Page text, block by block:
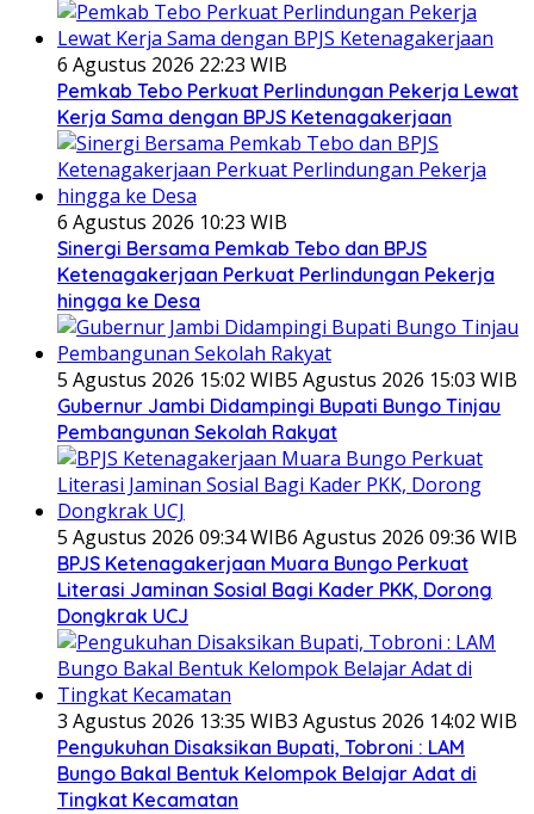
6 Agustus 2026 22:23 WIB
Pemkab Tebo Perkuat Perlindungan Pekerja Lewat
Kerja Sama dengan BPJS Ketenagakerjaan
6 Agustus 2026 10:23 WIB
Sinergi Bersama Pemkab Tebo dan BPJS
Ketenagakerjaan Perkuat Perlindungan Pekerja
hingga ke Desa
5 Agustus 2026 15:02 WIB5 Agustus 2026 15:03 WIB
Gubernur Jambi Didampingi Bupati Bungo Tinjau
Pembangunan Sekolah Rakyat
5 Agustus 2026 09:34 WIB6 Agustus 2026 09:36 WIB
BPJS Ketenagakerjaan Muara Bungo Perkuat
Literasi Jaminan Sosial Bagi Kader PKK, Dorong
Dongkrak UCJ
3 Agustus 2026 13:35 WIB3 Agustus 2026 14:02 WIB
Pengukuhan Disaksikan Bupati, Tobroni : LAM
Bungo Bakal Bentuk Kelompok Belajar Adat di
Tingkat Kecamatan